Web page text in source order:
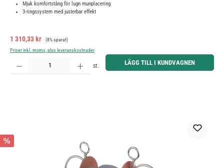
Mjuk komfortstång för lugn munplacering
3-ringssystem med justerbar effekt
Försäljningspris:
1 310,33 kr Ordinarie pris:
(8% sparat)
Priser inkl. moms, plus leveranskostnader
Produktkvantitet: Ange önskat belopp eller använd knapparna för att öka eller minska kvantiteten.
st. LÄGG TILL I KUNDVAGNEN
%